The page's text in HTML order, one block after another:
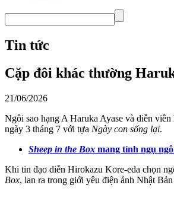
Tin tức
Cặp đôi khác thường
21/06/2026
Ngôi sao hạng A Haruka Ayase và diễn
ngày 3 tháng 7 với tựa Ngày con sống lại.
Sheep in the Box mang tính ngụ
Khi tin đạo diễn Hirokazu Kore-eda chọn
Box, lan ra trong giới yêu điện ảnh Nhật